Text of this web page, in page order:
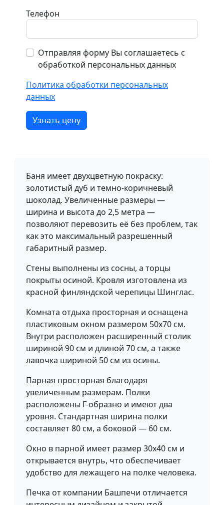
Телефон
Отправляя форму Вы соглашаетесь с
обработкой персональных данных
Политика обработки персональных
данных
Узнать цену
Баня имеет двухцветную покраску:
золотистый дуб и темно-коричневый
шоколад. Увеличенные размеры —
ширина и высота до 2,5 метра —
позволяют перевозить её без проблем, так
как это максимальный разрешенный
габаритный размер.
Стены выполнены из сосны, а торцы
покрыты осиной. Кровля изготовлена из
красной финляндской черепицы Шинглас.
Комната отдыха просторная и оснащена
пластиковым окном размером 50x70 см.
Внутри расположен расширенный столик
шириной 90 см и длиной 70 см, а также
лавочка шириной 50 см из осины.
Парная просторная благодаря
увеличенным размерам. Полки
расположены Г-образно и имеют два
уровня. Стандартная ширина полки
составляет 80 см, а боковой — 60 см.
Окно в парной имеет размер 30x40 см и
открывается внутрь, что обеспечивает
удобство для лежащего на полке человека.
Печка от компании Башпечи отличается